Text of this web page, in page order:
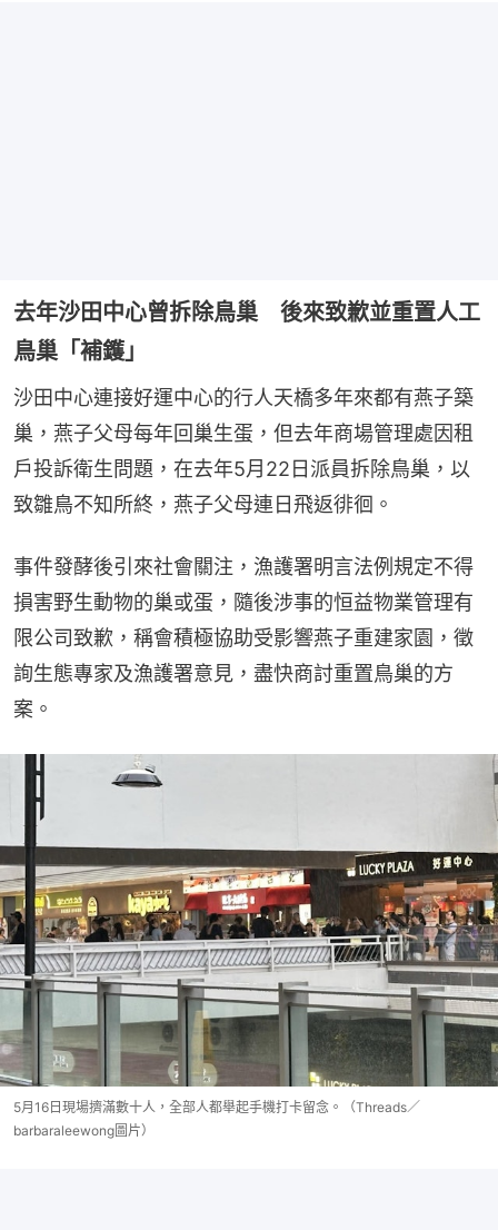
去年沙田中心曾拆除鳥巢 後來致歉並重置人工
鳥巢「補鑊」
沙田中心連接好運中心的行人天橋多年來都有燕子築
巢，燕子父母每年回巢生蛋，但去年商場管理處因租
戶投訴衛生問題，在去年5月22日派員拆除鳥巢，以
致雛鳥不知所終，燕子父母連日飛返徘徊。
事件發酵後引來社會關注，漁護署明言法例規定不得
損害野生動物的巢或蛋，隨後涉事的恒益物業管理有
限公司致歉，稱會積極協助受影響燕子重建家園，徵
詢生態專家及漁護署意見，盡快商討重置鳥巢的方
案。
5月16日現場擠滿數十人，全部人都舉起手機打卡留念。（Threads／
barbaraleewong圖片）